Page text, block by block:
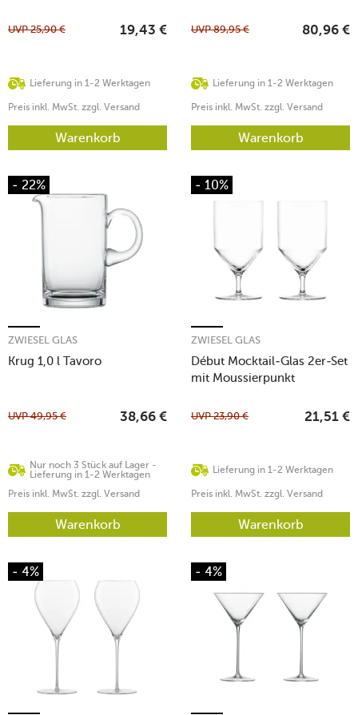
Lieferung in 1-2 Werktagen
UVP25,90 € 19,43 €
Preis inkl. MwSt. zzgl. Versand
Warenkorb
Lieferung in 1-2 Werktagen
UVP89,95 € 80,96 €
Preis inkl. MwSt. zzgl. Versand
Warenkorb
- 22%
Krug 1,0 l Tavoro
ZWIESEL GLAS
Nur noch 3 Stück auf Lager -
Lieferung in 1-2 Werktagen
UVP49,95 € 38,66 €
Preis inkl. MwSt. zzgl. Versand
Warenkorb
- 10%
Début Mocktail-Glas 2er-Set
mit Moussierpunkt
ZWIESEL GLAS
Lieferung in 1-2 Werktagen
UVP23,90 € 21,51 €
Preis inkl. MwSt. zzgl. Versand
Warenkorb
- 4% - 4%